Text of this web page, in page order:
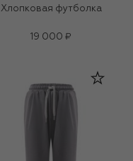
Хлопковая футболка
19 000 ₽